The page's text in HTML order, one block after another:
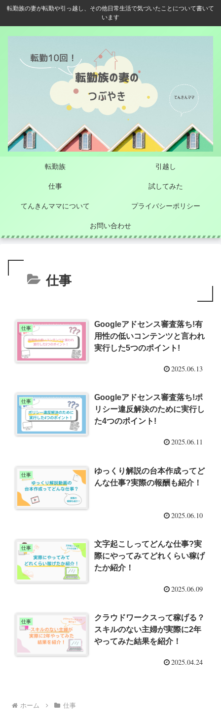
転勤族の妻が転勤や引っ越し、その他日常生活で気づいたことについて書いて
います
転勤族 引越し
仕事 試してみた
てんきんママについて プライバシーポリシー
お問い合わせ
仕事
仕事
Googleアドセンス審査落ち!有
用性の低いコンテンツと言われ
実行した5つのポイント!
2025.06.13
仕事
Googleアドセンス審査落ち!ポ
リシー違反解決のために実行し
た4つのポイント!
2025.06.11
仕事
ゆっくり解説の台本作成ってど
んな仕事?実際の報酬も紹介！
2025.06.10
仕事
文字起こしってどんな仕事?実
際にやってみてどれくらい稼げ
たか紹介！
2025.06.09
仕事
クラウドワークスって稼げる？
スキルのない主婦が実際に2年
やってみた結果を紹介！
2025.04.24
ホーム 仕事